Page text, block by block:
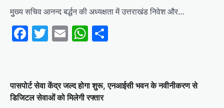
मुुख्य सचिव आनन्द बर्द्धन की अध्यक्षता में उत्तराखंड निवेश और…
Facebook
Twitter
EmailWhatsApp
पासपोर्ट सेवा केंद्र जल्द होगा शुरू, एनआईसी भवन के नवीनीकरण से
डिजिटल सेवाओं को मिलेगी रफ्तार